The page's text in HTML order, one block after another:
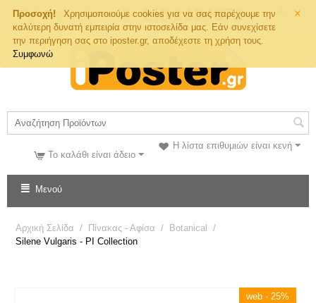
×
Προσοχή!
Χρησιμοποιούμε cookies για να σας παρέχουμε την
καλύτερη δυνατή εμπειρία στην ιστοσελίδα μας. Εάν συνεχίσετε
την περιήγηση σας στο iposter.gr, αποδέχεστε τη χρήση τους.
Συμφωνώ
Τηλ. Παραγγελιών
Η λίστα επιθυμιών είναι κενή
Το καλάθι είναι άδειο
Μενού
Αρχική Σελίδα / Πίνακας - Αφίσα / Botanical
/
Silene Vulgaris - PI Collection
web - 25%